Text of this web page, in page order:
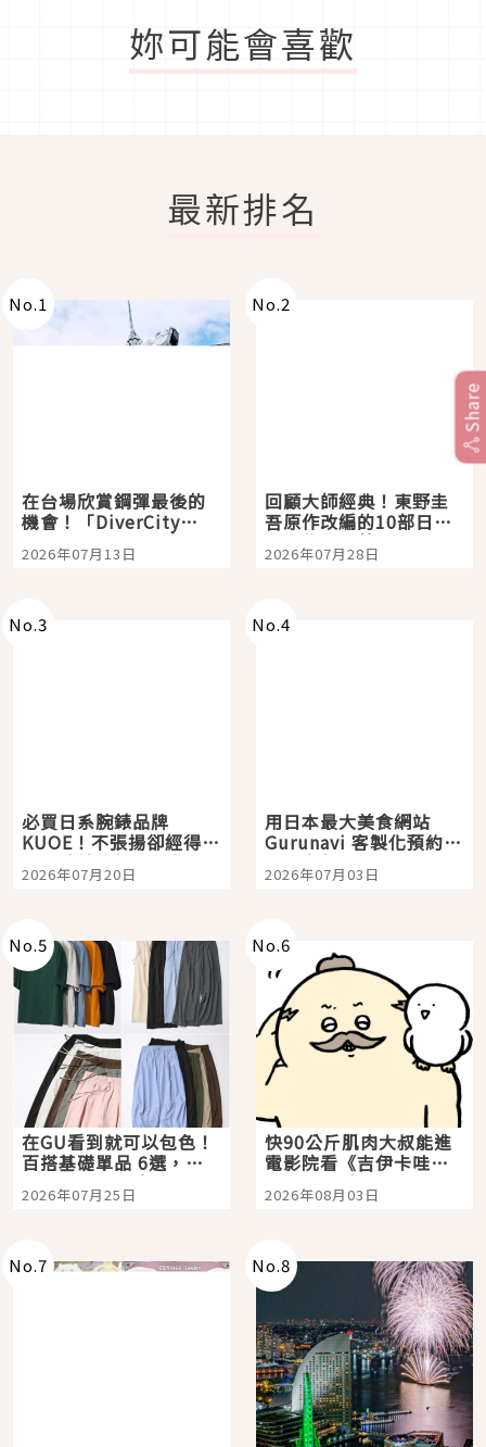
妳可能會喜歡
最新排名
No.1
在台場欣賞鋼彈最後的
機會！「DiverCity
Tokyo Plaza」搭船、
購物、美食及夜景，一
2026年07月13日
No.2
回顧大師經典！東野圭
吾原作改編的10部日本
影視作品推薦
2026年07月28日
No.3
必買日系腕錶品牌
KUOE！不張揚卻經得起
時間洗鍊的經典之作五
選
2026年07月20日
No.4
用日本最大美食網站
Gurunavi 客製化預約九
大都市餐廳，打造專屬
美食體驗！
2026年07月03日
No.5
在GU看到就可以包色！
百搭基礎單品 6選，閉
眼全收也不心疼
2026年07月25日
No.6
快90公斤肌肉大叔能進
電影院看《吉伊卡哇》
嗎？日本重金屬樂團
「打首」會長與nagano
2026年08月03日
No.7 No.8
Share